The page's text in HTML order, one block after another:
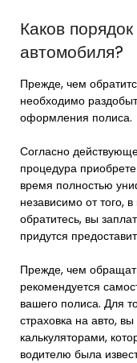
Каков
автомобиля?
Прежде, чем
необходимо
оформления полиса.
Согласно
процедура
время полностью
независимо от того,
обратитесь, вы
придутся
Прежде, чем
рекомендуется
вашего полиса. Для
страховка на авто,
калькуляторами,
водителю была